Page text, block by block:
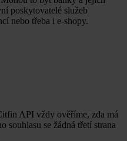
poskytovatelé služeb
nebo třeba i e-shopy.
API vždy ověříme, zda má
souhlasu se žádná třetí strana